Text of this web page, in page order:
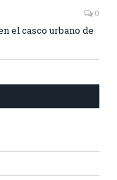
0
el casco urbano de